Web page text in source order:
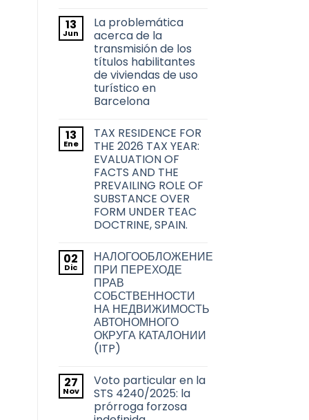
comentarios
en
Derecho
de
adquisición
preferente
de
las
Administraciones
Públicas
transmisiones
inmobiliarias
en
la
ciudad
de
Barcelona
13
Jun
La problemática
acerca de la
transmisión de los
títulos habilitantes
de viviendas de uso
turístico en
Barcelona
comentarios
en
La
problemática
acerca
de
la
transmisión
de
los
títulos
habilitantes
viviendas
de
uso
turístico
en
Barcelona
13
Ene
TAX RESIDENCE FOR
THE 2026 TAX YEAR:
EVALUATION OF
FACTS AND THE
PREVAILING ROLE OF
SUBSTANCE OVER
FORM UNDER TEAC
DOCTRINE, SPAIN.
comentarios
en
TAX
RESIDENCE
FOR
THE
2026
TAX
YEAR:
EVALUATION
OF
FACTS
PREVAILING
ROLE
OF
SUBSTANCE
02
Dic
НАЛОГООБЛОЖЕНИЕ
ПРИ ПЕРЕХОДЕ
ПРАВ
СОБСТВЕННОСТИ
НА НЕДВИЖИМОСТЬ
АВТОНОМНОГО
ОКРУГА КАТАЛОНИИ
(ITP)
comentarios
en
НАЛОГООБЛОЖЕНИЕ
ПРИ
ПЕРЕХОДЕ
27
Nov
Voto particular en la
STS 4240/2025: la
prórroga forzosa